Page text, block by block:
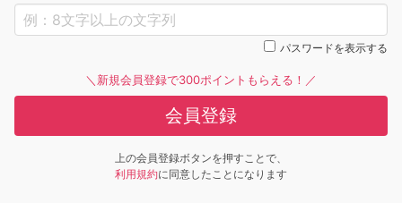
パスワードを表示する
＼新規会員登録で300ポイントもらえる！／
会員登録
上の会員登録ボタンを押すことで、
利用規約に同意したことになります